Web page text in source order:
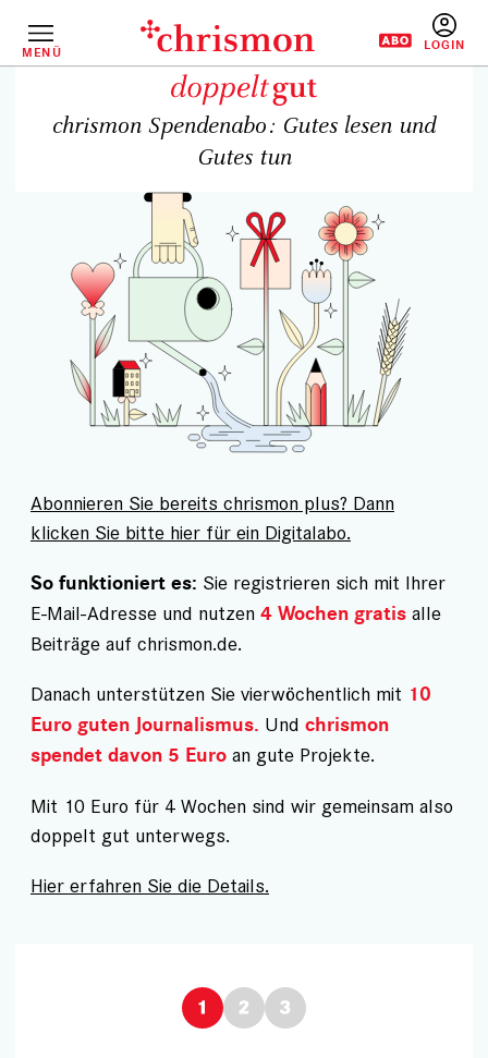
InhaltMENÜ
chrismon Spendenabo: Gutes lesen und
Gutes tun
Abonnieren Sie bereits chrismon plus? Dann
klicken Sie bitte hier für ein Digitalabo.
So funktioniert es: Sie registrieren sich mit Ihrer
E-Mail-Adresse und nutzen 4 Wochen gratis alle
Beiträge auf chrismon.de.
Danach unterstützen Sie vierwöchentlich mit 10
Euro guten Journalismus. Und chrismon
spendet davon 5 Euro an gute Projekte.
Mit 10 Euro für 4 Wochen sind wir gemeinsam also
doppelt gut unterwegs.
Hier erfahren Sie die Details.